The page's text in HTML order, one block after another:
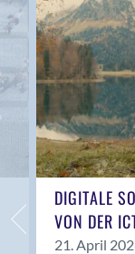
Anwil
Appenzell
Au SG
Baar
Baden
Balsthal
Balzers
Basel
Bassersdorf
Belp
DIGITALE
VON DER
21. April